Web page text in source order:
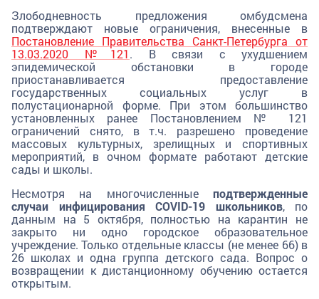
Злободневность предложения омбудсмена
подтверждают новые ограничения, внесенные в
Постановление Правительства Санкт-Петербурга от
13.03.2020 №121. В связи с ухудшением
эпидемической обстановки в городе
приостанавливается предоставление
государственных социальных услуг в
полустационарной форме. При этом большинство
установленных ранее Постановлением № 121
ограничений снято, в т.ч. разрешено проведение
массовых культурных, зрелищных и спортивных
мероприятий, в очном формате работают детские
сады и школы.
Несмотря на многочисленные подтвержденные
случаи инфицирования COVID-19 школьников, по
данным на 5 октября, полностью на карантин не
закрыто ни одно городское образовательное
учреждение. Только отдельные классы (не менее 66) в
26 школах и одна группа детского сада. Вопрос о
возвращении к дистанционному обучению остается
открытым.